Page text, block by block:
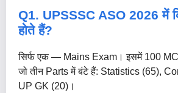
Q1. UPSSSC ASO 2026 में
होते हैं?
सिर्फ एक — Mains Exam। इसमें 100
जो तीन Parts में बंटे हैं: Statistics (65),
UP GK (20)।